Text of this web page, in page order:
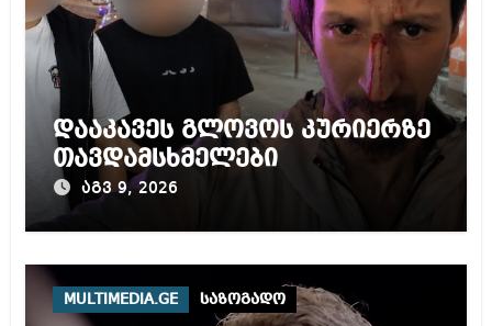
დააკავეს გლოვოს კურიერზე
თავდამსხმელები
აგვ 9, 2026
MULTIMEDIA.GE საზოგადო